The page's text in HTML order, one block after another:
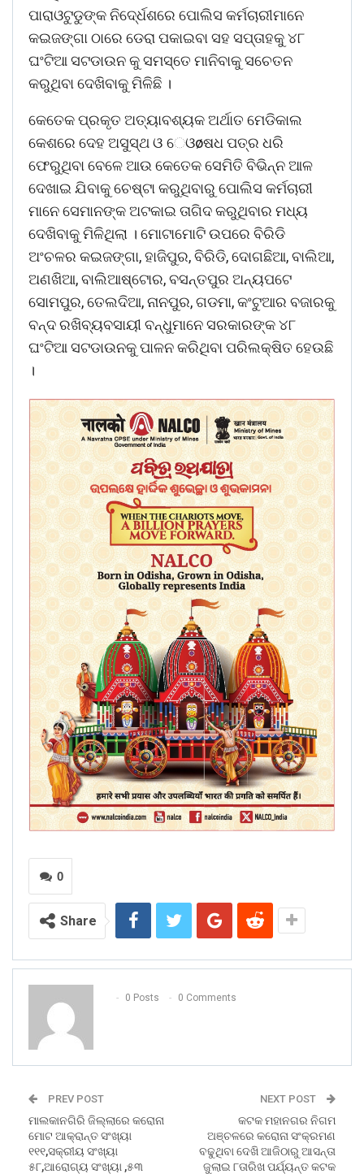
ପାରାଓଟୁଡୁଙ୍କ ନିଦେ୍ର୍ଧଶରେ ପୋଲିସ କର୍ମଚାରୀମାନେ
କଇଜଙ୍ଗା ଠାରେ ଡେରା ପକାଇବା ସହ ସପ୍ତାହକୁ ୪୮
ଘଂଟିଆ ସଟଡାଉନ କୁ ସମସ୍ତେ ମାନିବାକୁ ସଚେତନ
କରୁଥିବା ଦେଖିବାକୁ ମିଳିଛି ।
କେତେକ ପ୍ରକୃତ ଅତ୍ୟାବଶ୍ୟକ ଅର୍ଥାତ ମେଡିକାଲ
କେଶରେ ଦେହ ଅସୁସ୍ଥ ଓ େଓøଷଧ ପତ୍ର ଧରି
ଫେରୁଥିବା ବେଳେ ଆଉ କେତେକ ସେମିତି ବିଭିନ୍ନ ଆଳ
ଦେଖାଇ ଯିବାକୁ ଚେଷ୍ଟା କରୁଥିବାରୁ ପୋଲିସ କର୍ମଚାରୀ
ମାନେ ସେମାନଙ୍କ ଅଟକାଇ ତାଗିଦ କରୁଥିବାର ମଧ୍ୟ
ଦେଖିବାକୁ ମିଳିଥିଲା । ମୋଟାମୋଟି ଉପରେ ବିରିଡି
ଅଂଚଳର କଇଜଙ୍ଗା, ହାଜିପୁର, ବିରିଡି, ଦୋଗଛିଆ, ବାଲିଆ,
ଅଣଖିଆ, ବାଲିଆଷ୍ଟୋର, ବସନ୍ତପୁର ଅନ୍ୟପଟେ
ସୋମପୁର, ତେଲଦିଆ, ନାନପୁର, ଗଡମା, କଂଟୁଆର ବଜାରକୁ
ବନ୍ଦ ରଖିବ୍ୟବସାୟୀ ବନ୍ଧୁମାନେ ସରକାରଙ୍କ ୪୮
ଘଂଟିଆ ସଟଡାଉନକୁ ପାଳନ କରିଥିବା ପରିଲକ୍ଷିତ ହେଉଛି
।
0
Share
0 Posts 0 Comments
PREV POST
ମାଲକାନଗିରି ଜିଲ୍ଲାରେ କରୋନା
ମୋଟ ଆକ୍ରାନ୍ତ ସଂଖ୍ୟା
୧୧୧,ସକ୍ରୀୟ ସଂଖ୍ୟା
୫୮,ଆରୋଗ୍ୟ ସଂଖ୍ୟା ,୫୩
NEXT POST
କଟକ ମହାନଗର ନିଗମ
ଅଞ୍ଚଳରେ କରୋନା ସଂକ୍ରମଣ
ବଢୁଥିବା ଦେଖି ଆଜିଠାରୁ ଆସନ୍ତା
ଜୁଲାଇ ୮ତାରିଖ ପର୍ଯ୍ୟନ୍ତ କଟକ